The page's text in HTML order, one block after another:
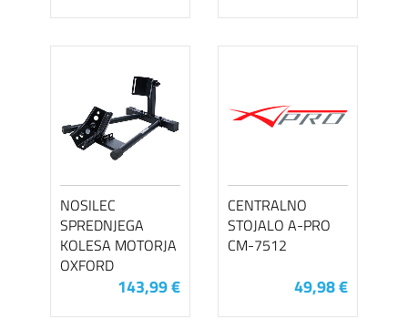
NOSILEC
SPREDNJEGA
KOLESA MOTORJA
OXFORD
143,99 €
CENTRALNO
STOJALO A-PRO
CM-7512
49,98 €